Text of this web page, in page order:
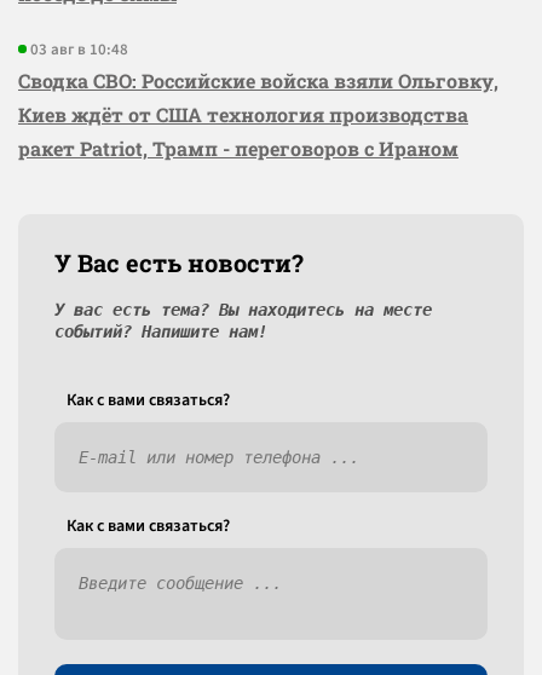
03 авг в 10:48
Сводка СВО: Российские войска взяли Ольговку,
Киев ждёт от США технология производства
ракет Patriot, Трамп - переговоров с Ираном
У Вас есть новости?
У вас есть тема? Вы находитесь на месте
событий? Напишите нам!
Как c вами связаться?
Как c вами связаться?